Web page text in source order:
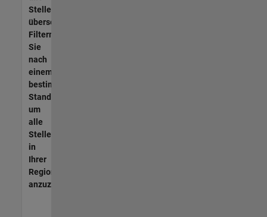
Stellen
übersetzt.
Filtern
Sie
nach
einem
bestimmten
Standort,
um
alle
Stellenangebote
in
Ihrer
Region
anzuzeigen.